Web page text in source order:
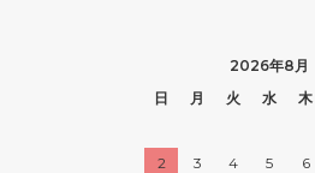
2026年8月
日
月 火 水 木
2
3 4 5 6